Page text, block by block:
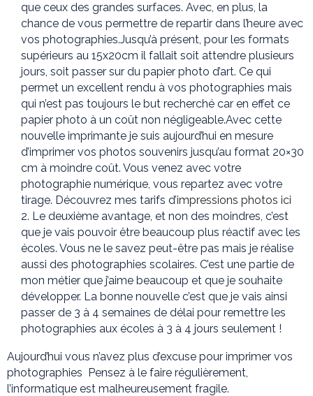
que ceux des grandes surfaces. Avec, en plus, la
chance de vous permettre de repartir dans l’heure avec
vos photographies.Jusqu’à présent, pour les formats
supérieurs au 15x20cm il fallait soit attendre plusieurs
jours, soit passer sur du papier photo d’art. Ce qui
permet un excellent rendu à vos photographies mais
qui n’est pas toujours le but recherché car en effet ce
papier photo à un coût non négligeable.Avec cette
nouvelle imprimante je suis aujourd’hui en mesure
d’imprimer vos photos souvenirs jusqu’au format 20×30
cm à moindre coût. Vous venez avec votre
photographie numérique, vous repartez avec votre
tirage. Découvrez mes tarifs d’impressions photos ici
Le deuxième avantage, et non des moindres, c’est
que je vais pouvoir être beaucoup plus réactif avec les
écoles. Vous ne le savez peut-être pas mais je réalise
aussi des photographies scolaires. C’est une partie de
mon métier que j’aime beaucoup et que je souhaite
développer. La bonne nouvelle c’est que je vais ainsi
passer de 3 à 4 semaines de délai pour remettre les
photographies aux écoles à 3 à 4 jours seulement !
Aujourd’hui vous n’avez plus d’excuse pour imprimer vos
photographies Pensez à le faire régulièrement,
l’informatique est malheureusement fragile.